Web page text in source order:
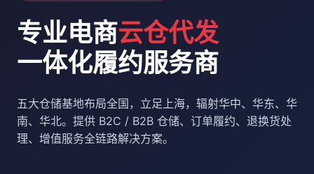
专业电商云仓代发
一体化履约服务商
五大仓储基地布局全国，立足上海，辐射华中、华东、华
南、华北。提供 B2C / B2B 仓储、订单履约、退换货处
理、增值服务全链路解决方案。